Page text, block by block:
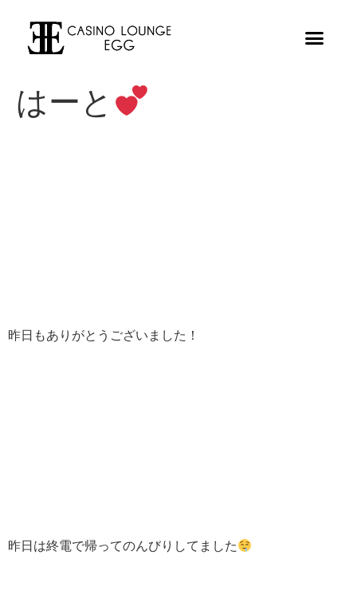
はーと
昨日もありがとうございました！
昨日は終電で帰ってのんびりしてました